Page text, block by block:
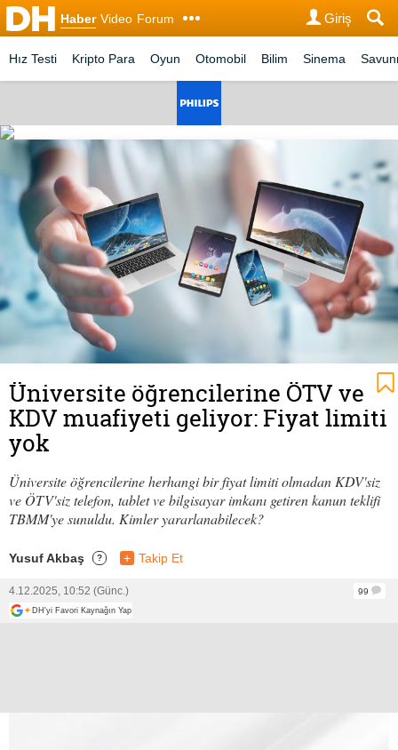
Haber Video Forum Giriş
Hız Testi Kripto Para Oyun Otomobil Bilim Sinema
Üniversite öğrencilerine ÖTV ve
KDV muafiyeti geliyor: Fiyat limiti
yok
Üniversite öğrencilerine herhangi bir fiyat limiti olmadan KDV'siz
ve ÖTV'siz telefon, tablet ve bilgisayar imkanı getiren kanun teklifi
TBMM'ye sunuldu. Kimler yararlanabilecek?
Yusuf Akbaş ? + Takip Et
4.12.2025, 10:52 (Günc.)
99
+ DH'yi Favori Kaynağın Yap